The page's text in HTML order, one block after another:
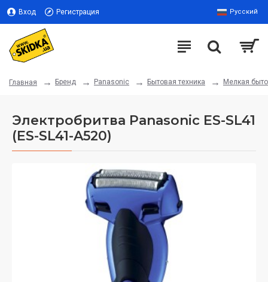
Вход Регистрация Русский
Главная Бренд Panasonic Бытовая техника Мелкая
Электробритва Panasonic ES-SL41
(ES-SL41-A520)